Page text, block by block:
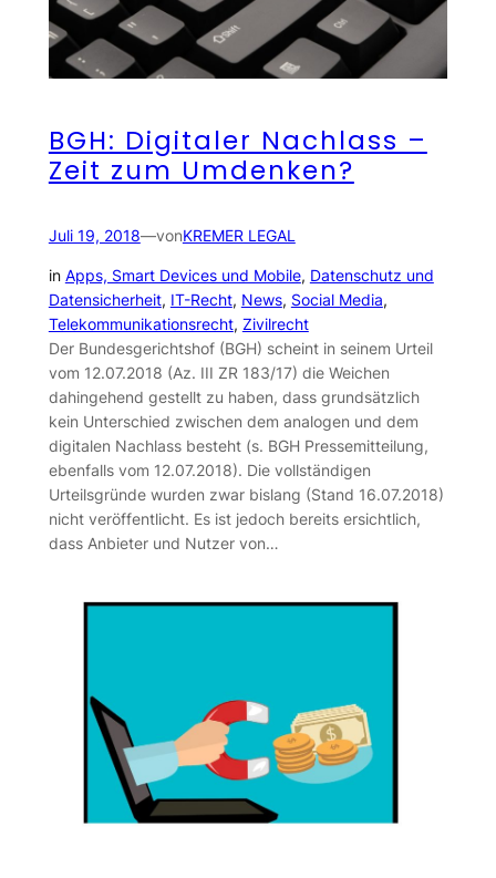
BGH: Digitaler Nachlass –
Zeit zum Umdenken?
Juli 19, 2018—vonKREMER LEGAL
in Apps, Smart Devices und Mobile, Datenschutz und
Datensicherheit, IT-Recht, News, Social Media
Telekommunikationsrecht, Zivilrecht
Der Bundesgerichtshof (BGH) scheint in seinem Urteil
vom 12.07.2018 (Az. III ZR 183/17) die Weichen
dahingehend gestellt zu haben, dass grundsätzlich
kein Unterschied zwischen dem analogen und dem
digitalen Nachlass besteht (s. BGH Pressemitteilung,
ebenfalls vom 12.07.2018). Die vollständigen
Urteilsgründe wurden zwar bislang (Stand 16.07.2018)
nicht veröffentlicht. Es ist jedoch bereits ersichtlich,
dass Anbieter und Nutzer von…